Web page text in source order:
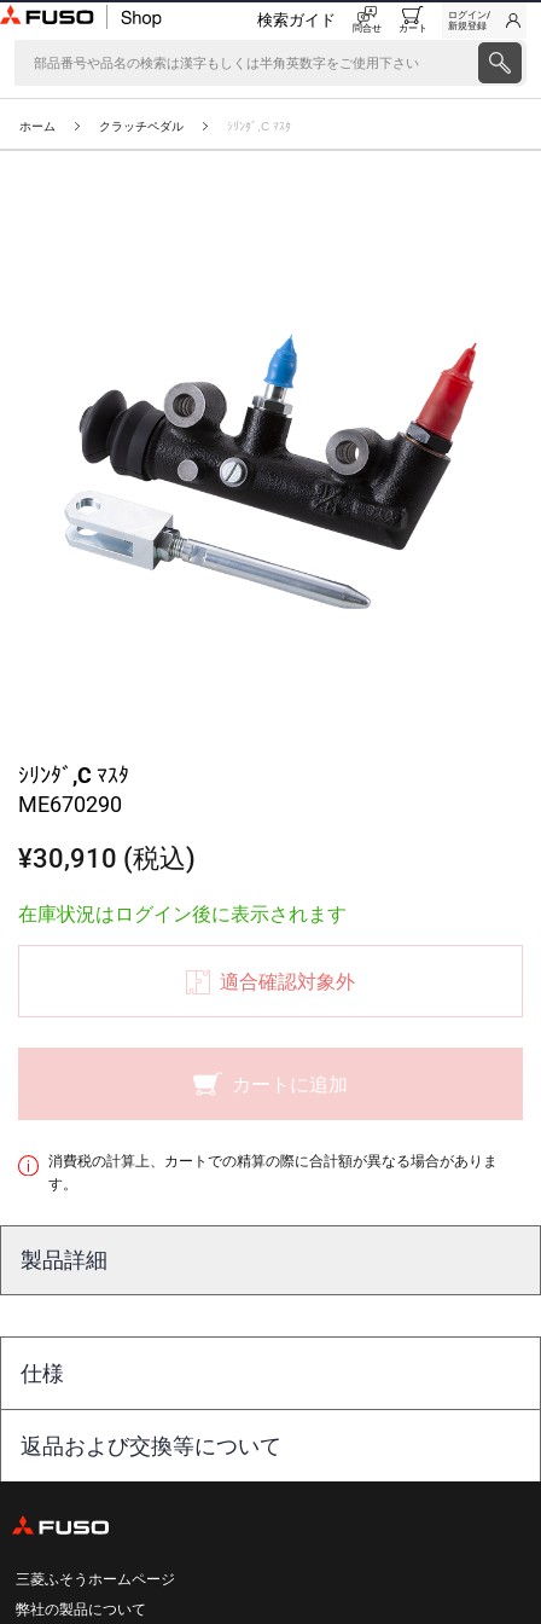
検索ガイド 問合せ カート
ログイン/
新規登録
ホーム クラッチペダル ｼﾘﾝﾀﾞ,C ﾏｽﾀ
ｼﾘﾝﾀﾞ,C ﾏｽﾀ
ME670290
¥30,910 (税込)
在庫状況はログイン後に表示されます
適合確認対象外
カートに追加
消費税の計算上、カートでの精算の際に合計額が異なる場合がありま
す。
製品詳細
仕様
返品および交換等について
三菱ふそうホームページ
弊社の製品について